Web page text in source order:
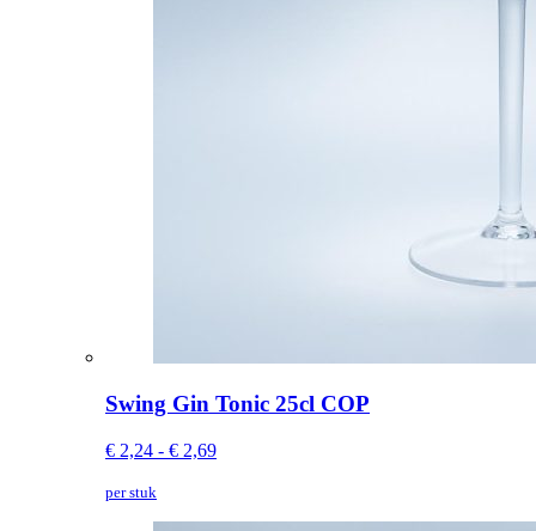
Swing Gin Tonic 25cl COP
€ 2,24 - € 2,69
per stuk